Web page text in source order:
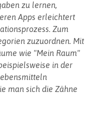
zu lernen,
Apps erleichtert
Zum
zuzuordnen. Mit
wie "Mein Raum"
in der
man sich die Zähne